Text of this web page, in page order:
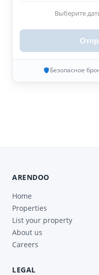
Выберите
Безопасное
ARENDOO
Home
Properties
List your property
About us
Careers
LEGAL